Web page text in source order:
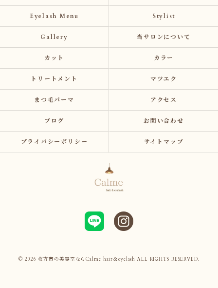
Eyelash Menu Stylist
Gallery 当サロンについて
カット カラー
トリートメント マツエク
まつ毛パーマ アクセス
ブログ お問い合わせ
プライバシーポリシー サイトマップ
© 2026 枚方市の美容室ならCalme hair＆eyelash ALL RIGHTS RESERVED.